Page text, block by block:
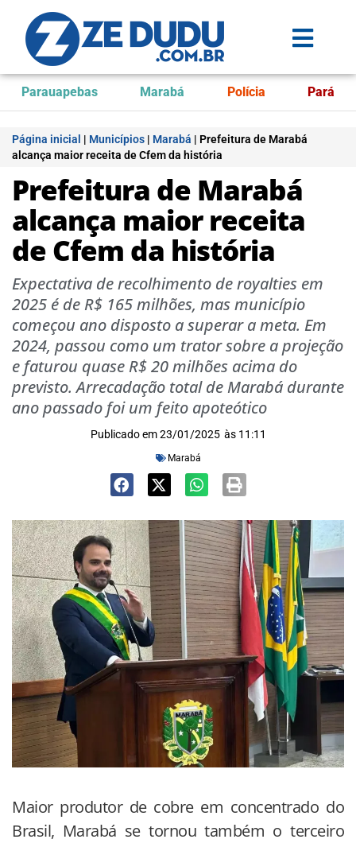
Parauapebas Marabá Polícia Pará
Página inicial | Municípios | Marabá | Prefeitura de Marabá
alcança maior receita de Cfem da história
Prefeitura de Marabá
alcança maior receita
de Cfem da história
Expectativa de recolhimento de royalties em
2025 é de R$ 165 milhões, mas município
começou ano disposto a superar a meta. Em
2024, passou como um trator sobre a projeção
e faturou quase R$ 20 milhões acima do
previsto. Arrecadação total de Marabá durante
ano passado foi um feito apoteótico
Publicado em 23/01/2025 às 11:11
Marabá
Maior produtor de cobre em concentrado do
Brasil, Marabá se tornou também o terceiro